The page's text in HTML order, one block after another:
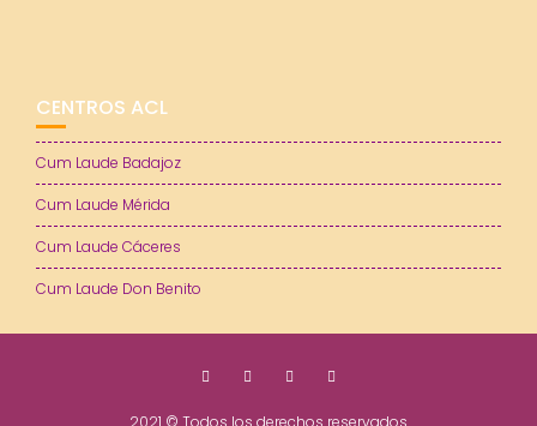
CENTROS ACL
Cum Laude Badajoz
Cum Laude Mérida
Cum Laude Cáceres
Cum Laude Don Benito
2021 © Todos los derechos reservados